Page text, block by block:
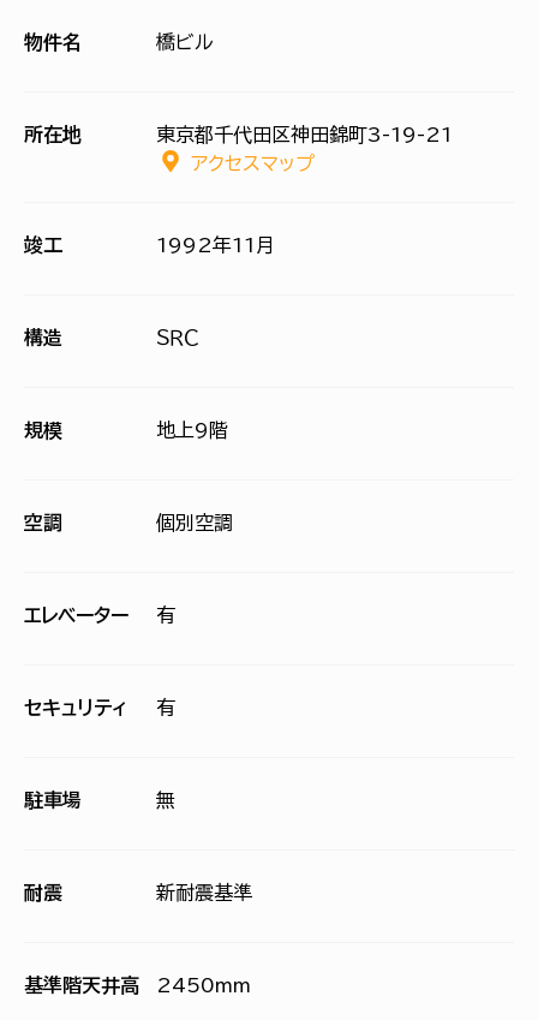
物件名 橋ビル
所在地
東京都千代田区神田錦町3-19-21
アクセスマップ
竣工 1992年11月
構造 ＳＲＣ
規模 地上9階
空調 個別空調
エレベーター 有
セキュリティ 有
駐車場 無
耐震 新耐震基準
基準階天井高 2450mm